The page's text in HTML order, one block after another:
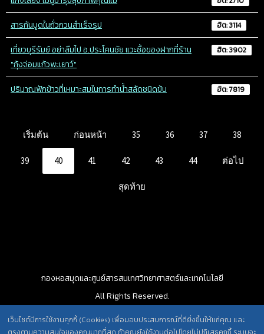
สารกันบูดในถั่วกวนสำเร็จรูป ฮิต: 3114
เที่ยวบุรีรัมย์ อย่าลืมไป อ.ประโคนชัย แวะซื้อของฝากที่ร้าน
"กุ้งจ่อมแก้วพะเยาว์"
ฮิต: 3902
ปริมาณฟักข้าวที่เหมาะสมในการทำนํ้าสลัดชนิดข้น ฮิต: 7819
เริ่มต้น ก่อนหน้า 35 36 37 38
39 40 41 42 43 44 ต่อไป
สุดท้าย
เว็บไซต์มีการใช้งานคุกกี้ (Cookies) เพื่อมอบประสบการณ์ที่ดียิ่งขึ้นให้แก่คุณ และ
กองหอสมุดและศูนย์สารสนเทศวิทยาศาสตร์และเทคโนโลยี
All Rights Reserved.